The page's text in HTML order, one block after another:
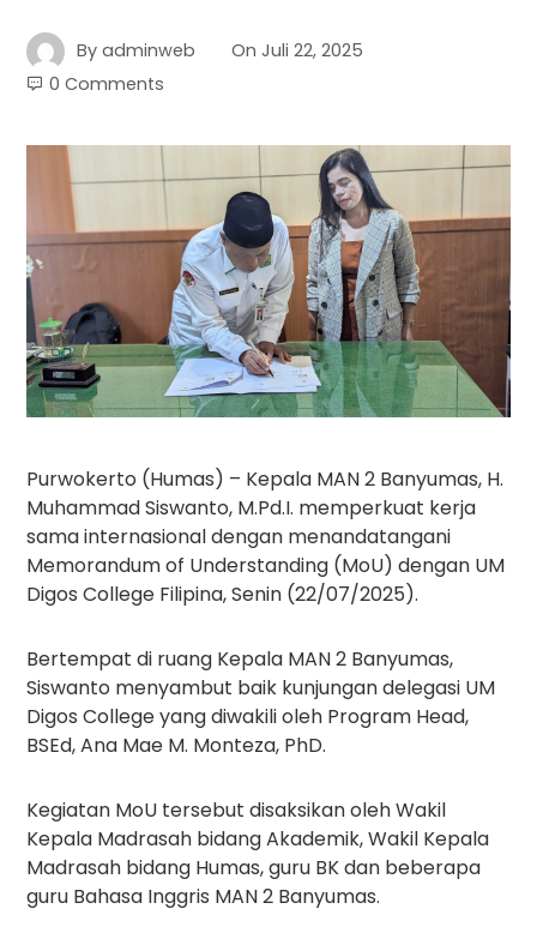
Byadminweb OnJuli 22, 2025
0 Comments
Purwokerto (Humas) – Kepala MAN 2 Banyumas, H.
Muhammad Siswanto, M.Pd.I. memperkuat kerja
sama internasional dengan menandatangani
Memorandum of Understanding (MoU) dengan UM
Digos College Filipina, Senin (22/07/2025).
Bertempat di ruang Kepala MAN 2 Banyumas,
Siswanto menyambut baik kunjungan delegasi UM
Digos College yang diwakili oleh Program Head,
BSEd, Ana Mae M. Monteza, PhD.
Kegiatan MoU tersebut disaksikan oleh Wakil
Kepala Madrasah bidang Akademik, Wakil Kepala
Madrasah bidang Humas, guru BK dan beberapa
guru Bahasa Inggris MAN 2 Banyumas.